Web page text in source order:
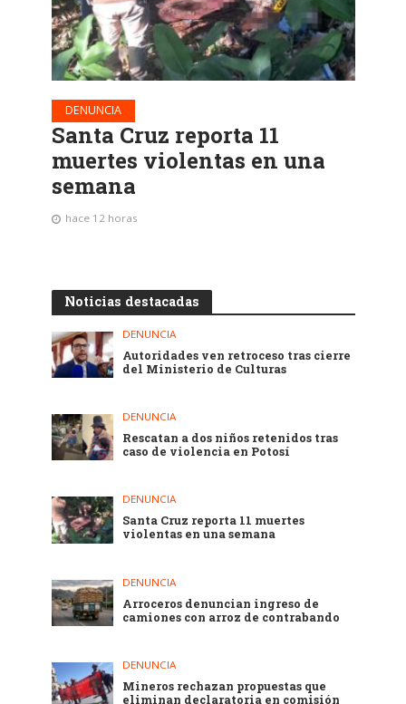
DENUNCIA
Santa Cruz reporta 11
muertes violentas en una
semana
hace 12 horas
Noticias destacadas
DENUNCIA
Autoridades ven retroceso tras cierre
del Ministerio de Culturas
DENUNCIA
Rescatan a dos niños retenidos tras
caso de violencia en Potosí
DENUNCIA
Santa Cruz reporta 11 muertes
violentas en una semana
DENUNCIA
Arroceros denuncian ingreso de
camiones con arroz de contrabando
DENUNCIA
Mineros rechazan propuestas que
eliminan declaratoria en comisión